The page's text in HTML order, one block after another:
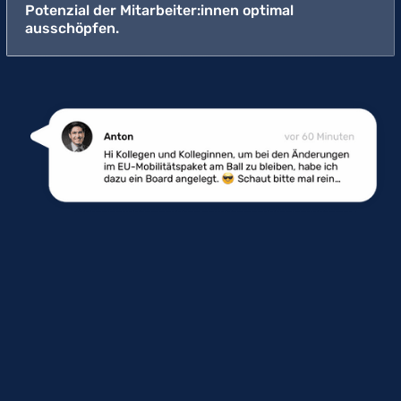
Potenzial der Mitarbeiter:innen optimal
ausschöpfen.